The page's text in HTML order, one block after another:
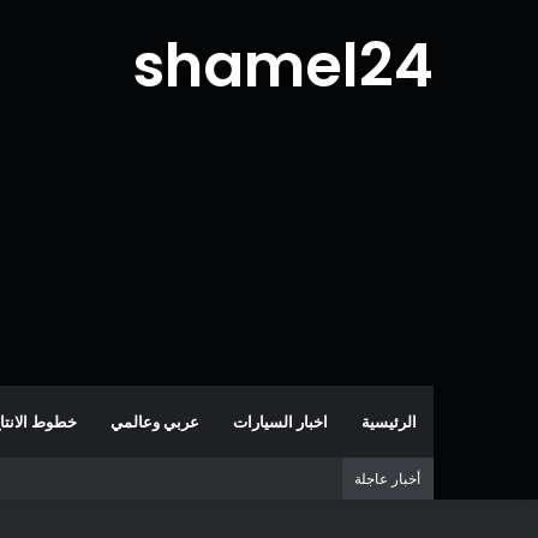
shamel24
الرئيسية اخبار السيارات عربي وعالمي خطوط
أخبار عاجلة